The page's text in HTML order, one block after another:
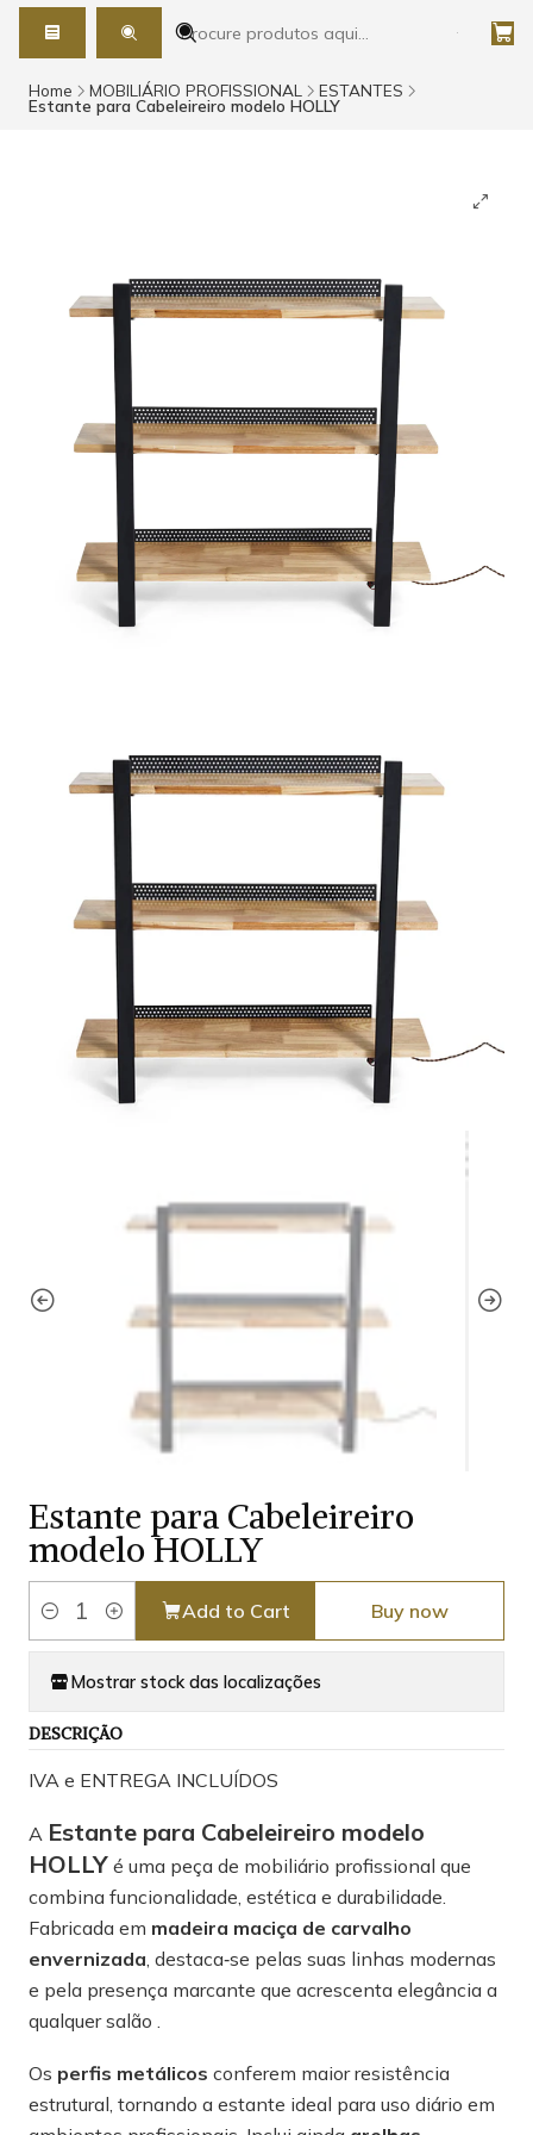
Home MOBILIÁRIO PROFISSIONAL ESTANTES
Estante para Cabeleireiro modelo HOLLY
Estante para Cabeleireiro
modelo HOLLY
Quantity
Add to Cart Buy now
Mostrar stock das localizações
DESCRIÇÃO
IVA e ENTREGA INCLUÍDOS
A Estante para Cabeleireiro modelo
HOLLY é uma peça de mobiliário profissional que
combina funcionalidade, estética e durabilidade.
Fabricada em madeira maciça de carvalho
envernizada, destaca‑se pelas suas linhas modernas
e pela presença marcante que acrescenta elegância a
qualquer salão .
Os perfis metálicos conferem maior resistência
estrutural, tornando a estante ideal para uso diário em